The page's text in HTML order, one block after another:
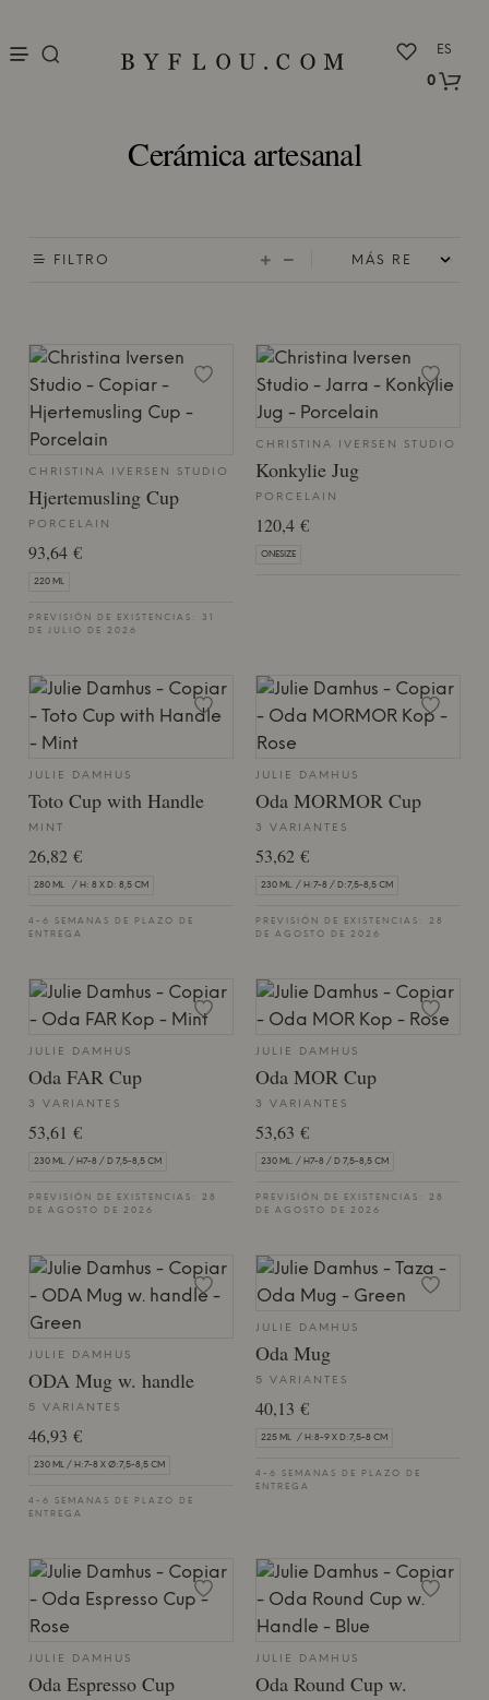
ES
0
Cerámica artesanal
FILTRO
CHRISTINA IVERSEN STUDIO
Hjertemusling Cup
PORCELAIN
93,64 €
220 ML
PREVISIÓN DE EXISTENCIAS: 31
DE JULIO DE 2026
CHRISTINA IVERSEN STUDIO
Konkylie Jug
PORCELAIN
120,4 €
ONESIZE
JULIE DAMHUS
Toto Cup with Handle
MINT
26,82 €
280 ML / H: 8 X D: 8,5 CM
4-6 SEMANAS DE PLAZO DE
ENTREGA
JULIE DAMHUS
Oda MORMOR Cup
3 VARIANTES
53,62 €
230 ML. / H:7-8 / D:7,5-8,5 CM
PREVISIÓN DE EXISTENCIAS: 28
DE AGOSTO DE 2026
JULIE DAMHUS
Oda FAR Cup
3 VARIANTES
53,61 €
230 ML. / H7-8 / D 7,5-8,5 CM
PREVISIÓN DE EXISTENCIAS: 28
DE AGOSTO DE 2026
JULIE DAMHUS
Oda MOR Cup
3 VARIANTES
53,63 €
230 ML. / H7-8 / D 7,5-8,5 CM
PREVISIÓN DE EXISTENCIAS: 28
DE AGOSTO DE 2026
JULIE DAMHUS
ODA Mug w. handle
5 VARIANTES
46,93 €
230 ML / H:7-8 X Ø:7,5-8,5 CM
4-6 SEMANAS DE PLAZO DE
ENTREGA
JULIE DAMHUS
Oda Mug
5 VARIANTES
40,13 €
225 ML / H:8-9 X D:7,5-8 CM
4-6 SEMANAS DE PLAZO DE
ENTREGA
JULIE DAMHUS
Oda Espresso Cup
JULIE DAMHUS
Oda Round Cup w.